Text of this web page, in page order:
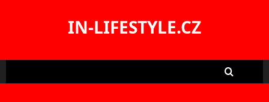
IN-LIFESTYLE.CZ